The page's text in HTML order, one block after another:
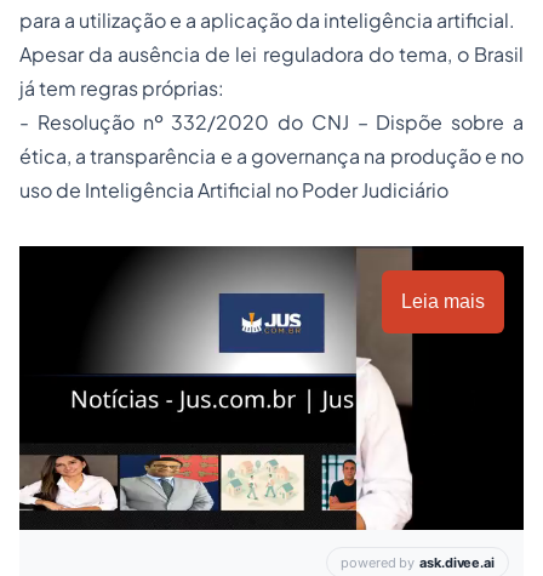
para a utilização e a aplicação da inteligência artificial.
Apesar da ausência de lei reguladora do tema, o Brasil
já tem regras próprias:
- Resolução nº 332/2020 do CNJ – Dispõe sobre a
ética, a transparência e a governança na produção e no
uso de Inteligência Artificial no Poder Judiciário
Leia mais